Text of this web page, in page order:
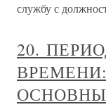
службу с
20.